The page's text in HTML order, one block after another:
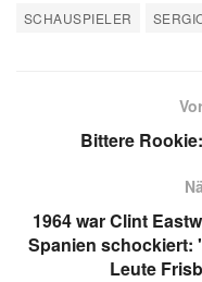
SCHAUSPIELER
Bittere
1964 war Clint
Spanien schockiert:
Leute